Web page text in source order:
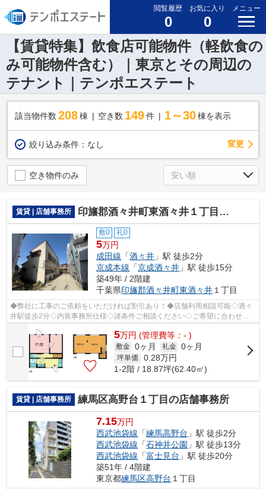
閲覧履歴
0
お気に入り
0
メニュー
【賃貸特集】飲食店可能物件（軽飲食の
み可能物件含む）｜東京とその周辺の
テナント｜テンポエステート
該当物件数 208棟 空き数 149 件 1～30 棟を表示
絞り込み条件： なし 変更
空き物件のみ
賃貸 | 店舗事務所 印旛郡酒々井町東酒々井１丁目の店舗事務所
敷0 礼0
5万円
成田線 「酒々井 」駅 徒歩2分
京成本線 「京成酒々井 」駅 徒歩15分
築49年 / 2階建
千葉県印旛郡酒々井町東酒々井 １丁目
◆弊社に工事のご依頼をいただければ割引あり！◆店舗利用相談可能◇酒々
井駅徒歩2分◇内装事務所仕様◇諸条件ご相談ください◇ご希望に合わせて
5万円 (管理費等：- )
敷金 0ヶ月 礼金 0ヶ月
坪単価 0.28万円
1-2階 / 18.87坪(62.40㎡)
賃貸 | 店舗事務所 練馬区高野台１丁目の店舗事務所
7.15万円
西武池袋線 「練馬高野台 」駅 徒歩2分
西武池袋線 「石神井公園 」駅 徒歩13分
西武池袋線 「富士見台 」駅 徒歩20分
築51年 / 4階建
東京都練馬区高野台 １丁目